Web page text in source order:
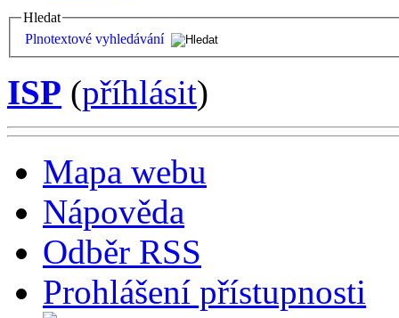
Hledat
Plnotextové vyhledávání
ISP (příhlásit)
Mapa webu
Nápověda
Odběr RSS
Prohlášení přístupnosti